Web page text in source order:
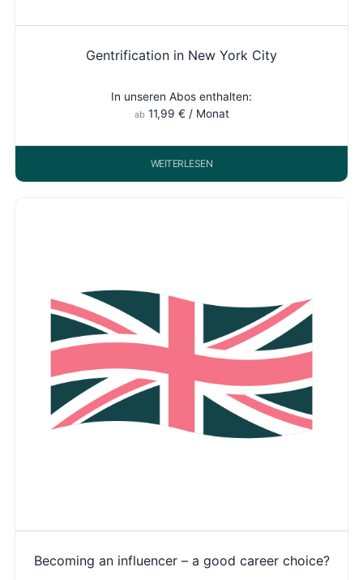
Gentrification in New York City
In unseren Abos enthalten:
ab 11,99 € / Monat
WEITERLESEN
Becoming an influencer – a good career choice?